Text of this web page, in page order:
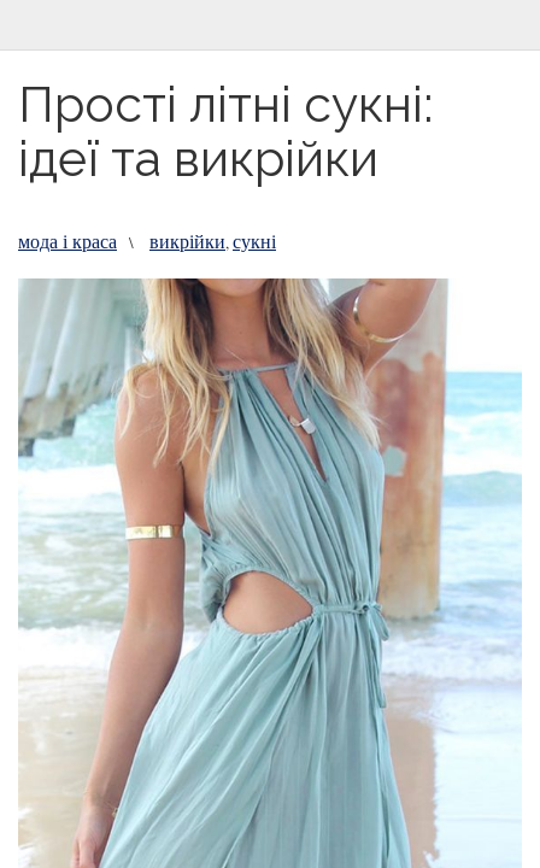
Прості літні сукні:
ідеї та викрійки
мода і краса \ викрійки,сукні